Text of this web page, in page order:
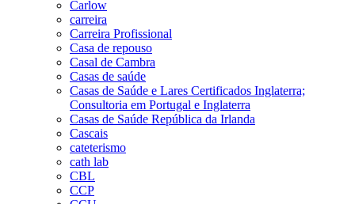
Carlow
carreira
Carreira Profissional
Casa de repouso
Casal de Cambra
Casas de saúde
Casas de Saúde e Lares Certificados Inglaterra;
Consultoria em Portugal e Inglaterra
Casas de Saúde República da Irlanda
Cascais
cateterismo
cath lab
CBL
CCP